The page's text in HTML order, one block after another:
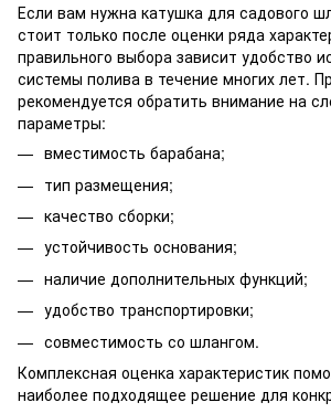
Если вам нужна катушка для садового
стоит только после оценки ряда
правильного выбора зависит удобство
системы полива в течение многих лет.
рекомендуется обратить внимание на
параметры:
вместимость барабана;
тип размещения;
качество сборки;
устойчивость основания;
наличие дополнительных функций;
удобство транспортировки;
совместимость со шлангом.
Комплексная оценка характеристик
наиболее подходящее решение для